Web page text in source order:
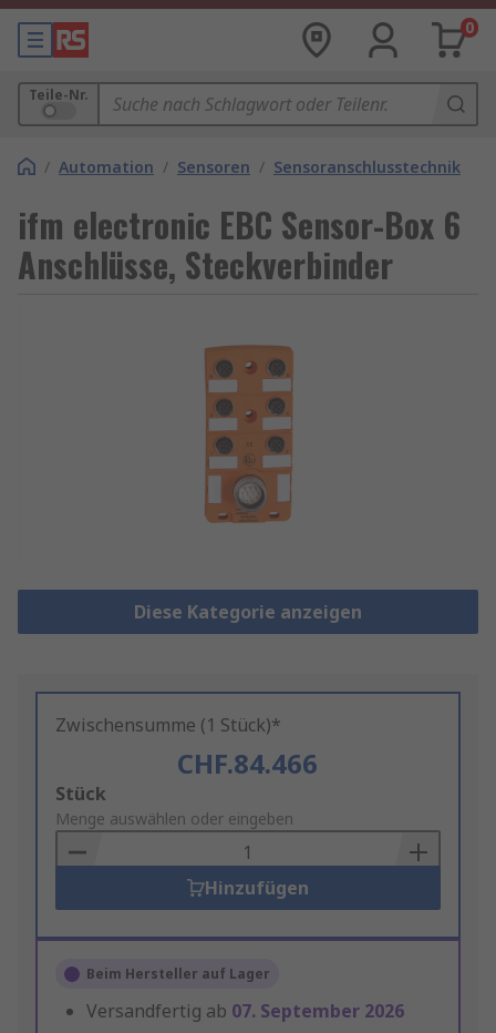
0
Teile-Nr.
/ Automation / Sensoren / Sensoranschlusstechnik
ifm electronic EBC Sensor-Box 6
Anschlüsse, Steckverbinder
Diese Kategorie anzeigen
Zwischensumme (1 Stück)*
CHF.84.466
Add
to
Basket
Stück
Menge auswählen oder eingeben
Hinzufügen
Beim Hersteller auf Lager
Versandfertig ab 07. September 2026